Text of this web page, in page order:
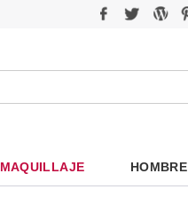
MAQUILLAJE HOMBRE